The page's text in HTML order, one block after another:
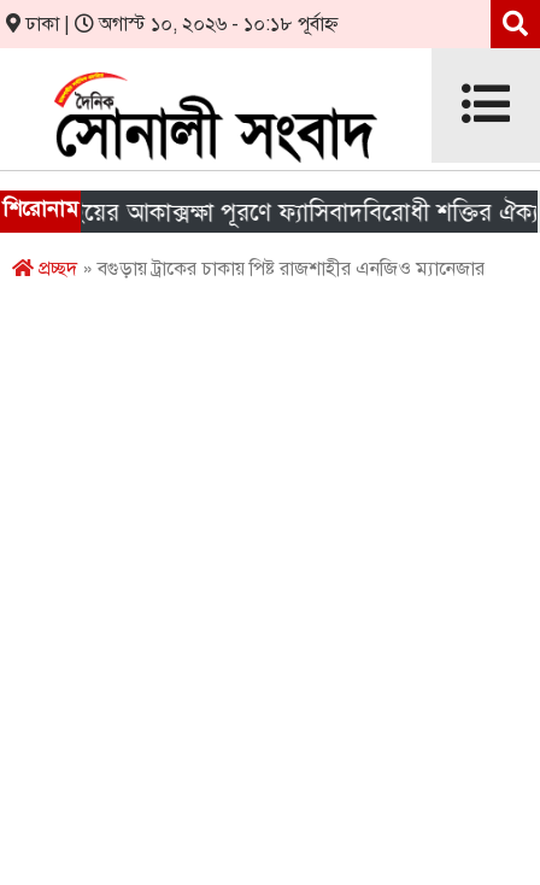
ঢাকা | অগাস্ট ১০, ২০২৬ - ১০:১৮ পূর্বাহ্ন
শিরোনামআকাক্সক্ষা পূরণে ফ্যাসিবাদবিরোধী শক্তির ঐক্য জরুরি
প্রচ্ছদ» বগুড়ায় ট্রাকের চাকায় পিষ্ট রাজশাহীর এনজিও ম্যানেজার